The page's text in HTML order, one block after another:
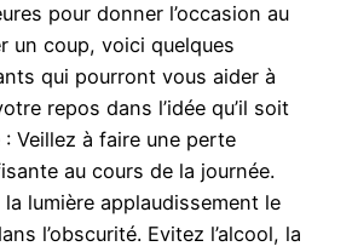
pour donner l’occasion au
un coup, voici quelques
qui pourront vous aider à
repos dans l’idée qu’il soit
Veillez à faire une perte
au cours de la journée.
lumière applaudissement le
l’obscurité. Evitez l’alcool, la